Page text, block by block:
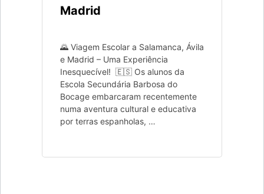
Madrid
🌄 Viagem Escolar a Salamanca, Ávila
e Madrid – Uma Experiência
Inesquecível! 🇪🇸 Os alunos da
Escola Secundária Barbosa do
Bocage embarcaram recentemente
numa aventura cultural e educativa
por terras espanholas, …